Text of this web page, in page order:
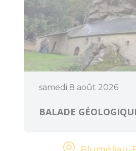
samedi 8 août 2026
BALADE